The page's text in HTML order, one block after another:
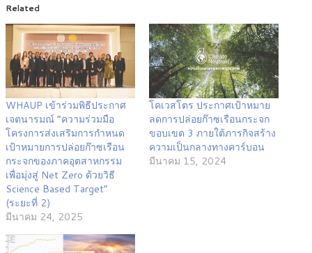
Related
WHAUP เข้าร่วมพิธีประกาศ
เจตนารมณ์ “ความร่วมมือ
โครงการส่งเสริมการกำหนด
เป้าหมายการปล่อยก๊าซเรือน
กระจกของภาคอุตสาหกรรม
เพื่อมุ่งสู่ Net Zero ด้วยวิธี
Science Based Target”
(ระยะที่ 2)
มีนาคม 24, 2025
โคเวสโตร ประกาศเป้าหมาย
ลดการปล่อยก๊าซเรือนกระจก
ขอบเขต 3 ภายใต้ภารกิจสร้าง
ความเป็นกลางทางคาร์บอน
มีนาคม 15, 2024